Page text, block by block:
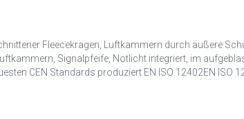
Fleecekragen, Luftkammern durch äußere
Signalpfeife, Notlicht integriert, im
CEN Standards produziert.EN ISO 12402EN ISO